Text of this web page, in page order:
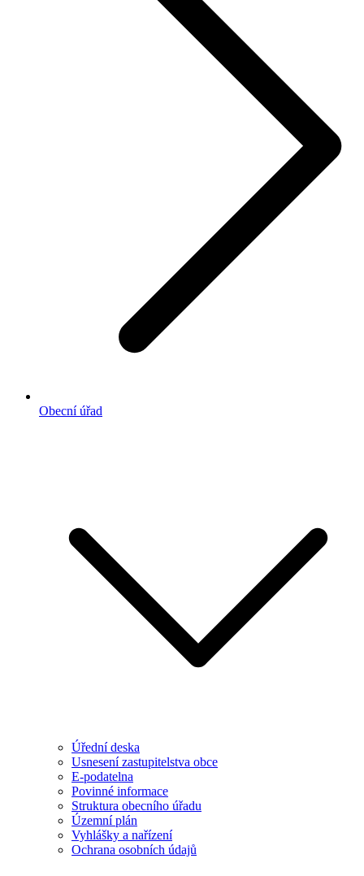
Obecní úřad
Úřední deska
Usnesení zastupitelstva obce
E-podatelna
Povinné informace
Struktura obecního úřadu
Územní plán
Vyhlášky a nařízení
Ochrana osobních údajů